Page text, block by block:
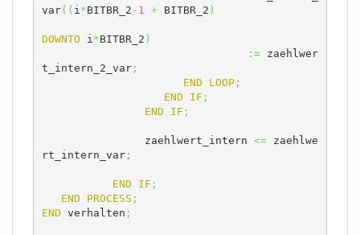
var( ( i*BITBR_2 - 1 + BITBR_2 )
DOWNTO i*BITBR_2 )
:= zaehlwer
t_intern_2_var;
END
LOOP;
END
IF ;
END
IF ;
    	        zaehlwert_intern
<= zaehlwe
rt_intern_var;
END IF ;
END
PROCESS ;
END verhalten ;